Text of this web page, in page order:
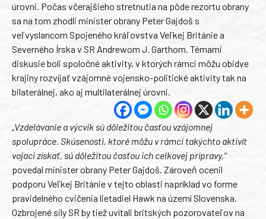
úrovni. Počas včerajšieho stretnutia na pôde rezortu obrany
sa na tom zhodli minister obrany Peter Gajdoš s
veľvyslancom Spojeného kráľovstva Veľkej Británie a
Severného Írska v SR Andrewom J. Garthom. Témami
diskusie boli spoločné aktivity, v ktorých rámci môžu obidve
krajiny rozvíjať vzájomné vojensko-politické aktivity tak na
bilaterálnej, ako aj multilaterálnej úrovni.
„Vzdelávanie a výcvik sú dôležitou časťou vzájomnej
spolupráce. Skúsenosti, ktoré môžu v rámci takýchto aktivít
vojaci získať, sú dôležitou časťou ich celkovej prípravy,“
povedal minister obrany Peter Gajdoš. Zároveň ocenil
podporu Veľkej Británie v tejto oblasti napríklad vo forme
pravidelného cvičenia lietadiel Hawk na území Slovenska.
Ozbrojené sily SR by tiež uvítali britských pozorovateľov na